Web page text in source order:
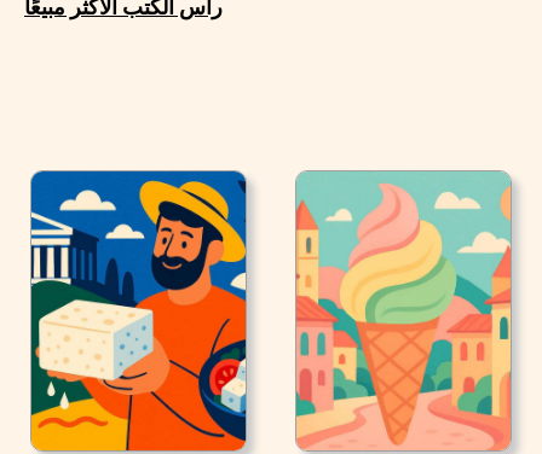
رأس الكتب الأكثر مبيعًا